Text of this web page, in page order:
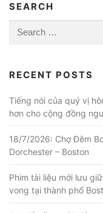
SEARCH
for:
RECENT POSTS
Tiếng nói của quý vị
hơn cho cộng đồng
18/7/2026: Chợ Đêm
Dorchester – Boston
Phim tài liệu mới lưu
vong tại thành phố